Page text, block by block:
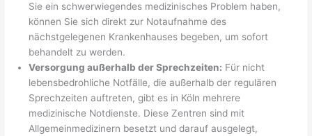
Sie ein schwerwiegendes medizinisches Problem haben,
können Sie sich direkt zur Notaufnahme des
nächstgelegenen Krankenhauses begeben, um sofort
behandelt zu werden.
Versorgung außerhalb der Sprechzeiten: Für nicht
lebensbedrohliche Notfälle, die außerhalb der regulären
Sprechzeiten auftreten, gibt es in Köln mehrere
medizinische Notdienste. Diese Zentren sind mit
Allgemeinmedizinern besetzt und darauf ausgelegt,